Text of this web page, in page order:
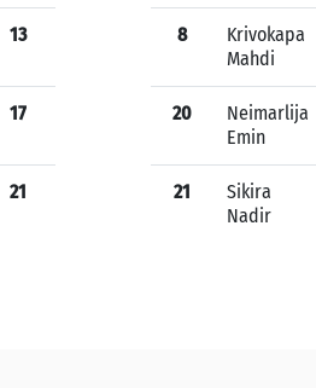
13
17
21
8
Krivokapa
Mahdi
20
Neimarlija
Emin
21
Sikira
Nadir